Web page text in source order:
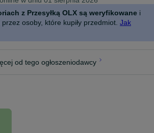
pełną ofertą!
z Przesyłką OLX są weryfikowane i
osoby, które kupiły przedmiot. Jak
od tego ogłoszeniodawcy